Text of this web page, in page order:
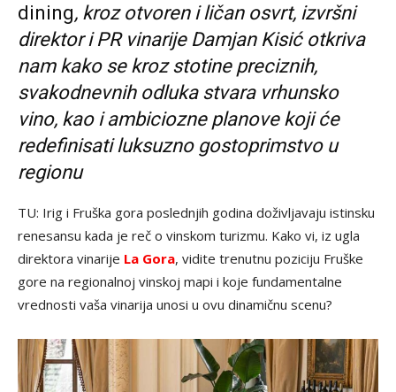
dining, kroz otvoren i ličan osvrt, izvršni
direktor i PR vinarije Damjan Kisić otkriva
nam kako se kroz stotine preciznih,
svakodnevnih odluka stvara vrhunsko
vino, kao i ambiciozne planove koji će
redefinisati luksuzno gostoprimstvo u
regionu
TU: Irig i Fruška gora poslednjih godina doživljavaju istinsku
renesansu kada je reč o vinskom turizmu. Kako vi, iz ugla
direktora vinarije La Gora, vidite trenutnu poziciju Fruške
gore na regionalnoj vinskoj mapi i koje fundamentalne
vrednosti vaša vinarija unosi u ovu dinamičnu scenu?